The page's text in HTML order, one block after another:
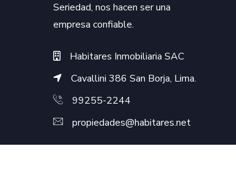
Seriedad, nos hacen ser una
empresa confiable.
Habitares Inmobiliaria SAC
Cavallini 386 San Borja, Lima.
99255-2244
propiedades@habitares.net